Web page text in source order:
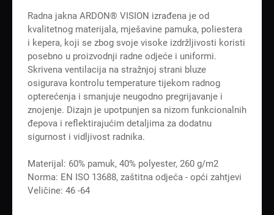
Radna jakna ARDON® VISION izrađena je od
kvalitetnog materijala, mješavine pamuka, poliestera
i kepera, koji se zbog svoje visoke izdržljivosti koristi
posebno u proizvodnji radne odjeće i uniformi.
Skrivena ventilacija na stražnjoj strani bluze
osigurava kontrolu temperature tijekom radnog
opterećenja i smanjuje neugodno pregrijavanje i
znojenje. Dizajn je upotpunjen sa nizom funkcionalnih
đepova i reflektirajućim detaljima za dodatnu
sigurnost i vidljivost radnika.
Materijal: 60% pamuk, 40% polyester, 260 g/m2
Norma: EN ISO 13688, zaštitna odjeća - opći zahtjevi
Veličine: 46 -64